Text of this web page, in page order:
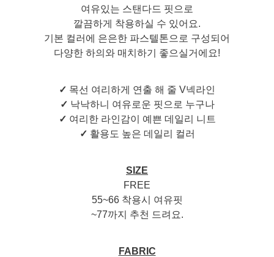
여유있는 스탠다드 핏으로
깔끔하게 착용하실 수 있어요.
기본 컬러에 은은한 파스텔톤으로 구성되어
다양한 하의와 매치하기 좋으실거에요!
✓ 목선 여리하게 연출 해 줄 V넥라인
✓ 낙낙하니 여유로운 핏으로 누구나
✓ 여리한 라인감이 예쁜 데일리 니트
✓ 활용도 높은 데일리 컬러
SIZE
FREE
55~66 착용시 여유핏
~77까지 추천 드려요.
FABRIC